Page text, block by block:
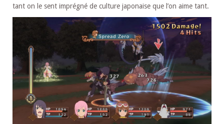
tant on le sent imprégné de culture japonaise que l’on aime tant.